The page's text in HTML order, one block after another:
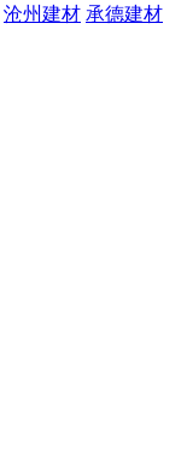
沧州建材 承德建材